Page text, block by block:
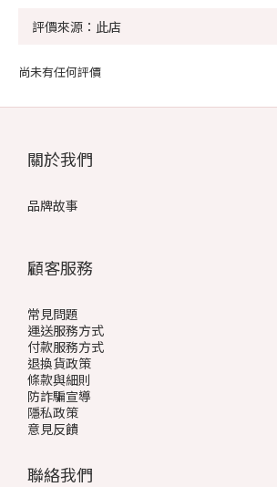
尚未有任何評價
關於我們
品牌故事
顧客服務
常見問題
運送服務方式
付款服務方式
退換貨政策
條款與細則
防詐騙宣導
隱私政策
意見反饋
聯絡我們